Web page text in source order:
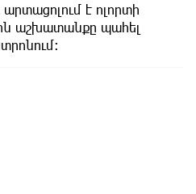
է ոլորտի
աշխատանքը պահել